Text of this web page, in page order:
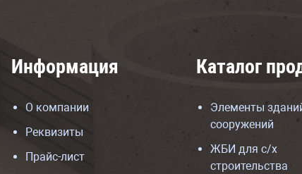
Информация
О компании
Реквизиты
Прайс-лист
Каталог
Элементы
сооружений
ЖБИ для с/х
строительства